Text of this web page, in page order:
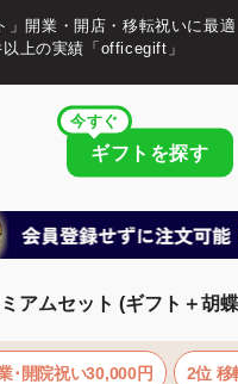
」開業・開店・移転祝いに最適
上の実績「officegift」
今すぐ
ギフトを探す
アムセット (ギフト＋胡
･開院祝い30,000円 2位 移